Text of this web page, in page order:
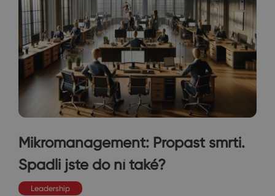
Mikromanagement: Propast smrti.
Spadli jste do ní také?
Leadership